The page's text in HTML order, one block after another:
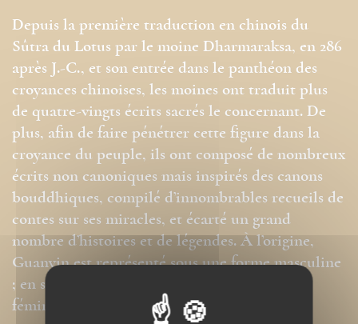
Depuis la première traduction en chinois du
Sûtra du Lotus par le moine Dharmaraksa, en 286
après J.-C., et son entrée dans le panthéon des
croyances chinoises, les moines ont traduit plus
de quatre-vingts écrits sacrés le concernant. De
plus, afin de faire pénétrer cette figure dans la
croyance du peuple, ils ont composé de nombreux
écrits non canoniques mais inspirés des canons
bouddhiques, compilé d’innombrables recueils de
contes sur ses miracles, et écarté un grand
nombre d’histoires et de légendes. À l’origine,
Guanyin est représenté sous une forme masculine
; en se sinisant, cette forme s’est peu à peu
féminisée par assimilation à la figure de la